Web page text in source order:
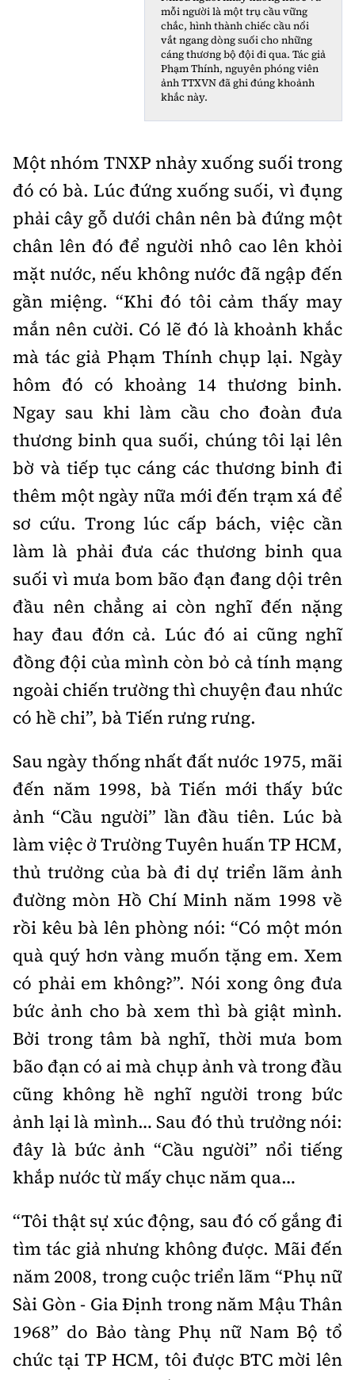
mỗi người là một trụ cầu vững
chắc, hình thành chiếc cầu nổi
vắt ngang dòng suối cho những
cáng thương bộ đội đi qua. Tác giả
Phạm Thính, nguyên phóng viên
ảnh TTXVN đã ghi đúng khoảnh
khắc này.
Một nhóm TNXP nhảy xuống suối trong
đó có bà. Lúc đứng xuống suối, vì đụng
phải cây gỗ dưới chân nên bà đứng một
chân lên đó để người nhô cao lên khỏi
mặt nước, nếu không nước đã ngập đến
gần miệng. “Khi đó tôi cảm thấy may
mắn nên cười. Có lẽ đó là khoảnh khắc
mà tác giả Phạm Thính chụp lại. Ngày
hôm đó có khoảng 14 thương binh.
Ngay sau khi làm cầu cho đoàn đưa
thương binh qua suối, chúng tôi lại lên
bờ và tiếp tục cáng các thương binh đi
thêm một ngày nữa mới đến trạm xá để
sơ cứu. Trong lúc cấp bách, việc cần
làm là phải đưa các thương binh qua
suối vì mưa bom bão đạn đang dội trên
đầu nên chẳng ai còn nghĩ đến nặng
hay đau đớn cả. Lúc đó ai cũng nghĩ
đồng đội của mình còn bỏ cả tính mạng
ngoài chiến trường thì chuyện đau nhức
có hề chi”, bà Tiến rưng rưng.
Sau ngày thống nhất đất nước 1975, mãi
đến năm 1998, bà Tiến mới thấy bức
ảnh “Cầu người” lần đầu tiên. Lúc bà
làm việc ở Trường Tuyên huấn TP HCM,
thủ trưởng của bà đi dự triển lãm ảnh
đường mòn Hồ Chí Minh năm 1998 về
rồi kêu bà lên phòng nói: “Có một món
quà quý hơn vàng muốn tặng em. Xem
có phải em không?”. Nói xong ông đưa
bức ảnh cho bà xem thì bà giật mình.
Bởi trong tâm bà nghĩ, thời mưa bom
bão đạn có ai mà chụp ảnh và trong đầu
cũng không hề nghĩ người trong bức
ảnh lại là mình… Sau đó thủ trưởng nói:
đây là bức ảnh “Cầu người” nổi tiếng
khắp nước từ mấy chục năm qua…
“Tôi thật sự xúc động, sau đó cố gắng đi
tìm tác giả nhưng không được. Mãi đến
năm 2008, trong cuộc triển lãm “Phụ nữ
Sài Gòn - Gia Định trong năm Mậu Thân
1968” do Bảo tàng Phụ nữ Nam Bộ tổ
chức tại TP HCM, tôi được BTC mời lên